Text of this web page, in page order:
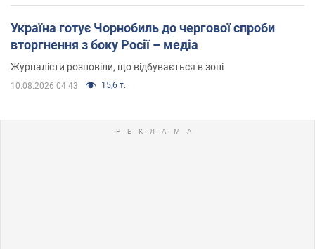
Україна готує Чорнобиль до чергової спроби
вторгнення з боку Росії – медіа
Журналісти розповіли, що відбувається в зоні
10.08.2026 04:43 15,6 т.